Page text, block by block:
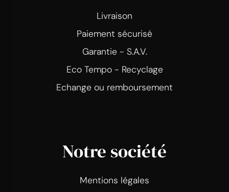
Livraison
Paiement sécurisé
Garantie - S.A.V.
Eco Tempo - Recyclage
Echange ou remboursement
Notre société
Mentions légales